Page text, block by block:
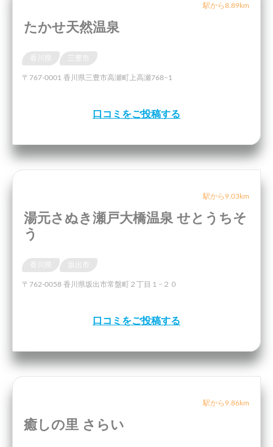
駅から8.89km
たかせ天然温泉
香川県
〒767-0001 香川県三豊市高瀬町上高瀬768−1
口コミをご投稿する
駅から9.03km
湯元さぬき瀬戸大橋温泉 せとうちそ
う
香川県 坂出市
〒762-0058 香川県坂出市常盤町２丁目１−２０
口コミをご投稿する
駅から9.86km
癒しの里 さらい